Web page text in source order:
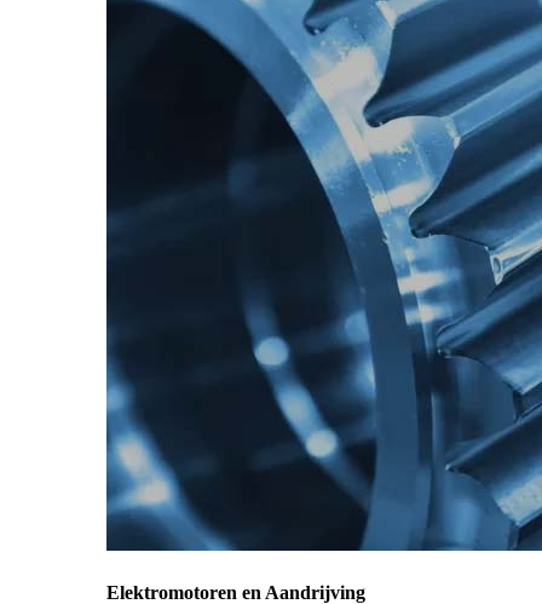
Elektromotoren en Aandrijving